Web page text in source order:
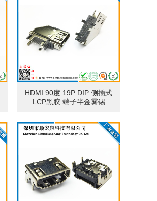
HDMI 90度 19P DIP 侧插式
LCP黑胶 端子半金雾锡